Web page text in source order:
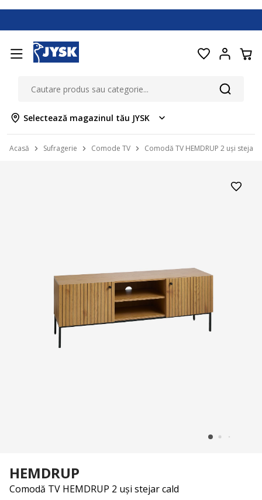
Selectează magazinul tău JYSK
Acasă Sufragerie Comode TV Comodă TV HEMDRUP 2 uși stejar
HEMDRUP
Comodă TV HEMDRUP 2 uși stejar cald